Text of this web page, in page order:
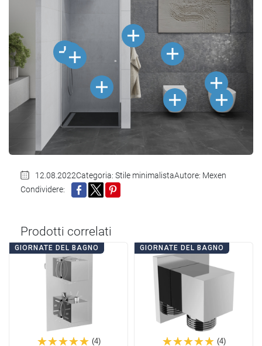
12.08.2022Categoria: Stile minimalistaAutore: Mexen
Condividere:
Prodotti correlati
GIORNATE DEL BAGNO
(4)
GIORNATE DEL BAGNO
(4)